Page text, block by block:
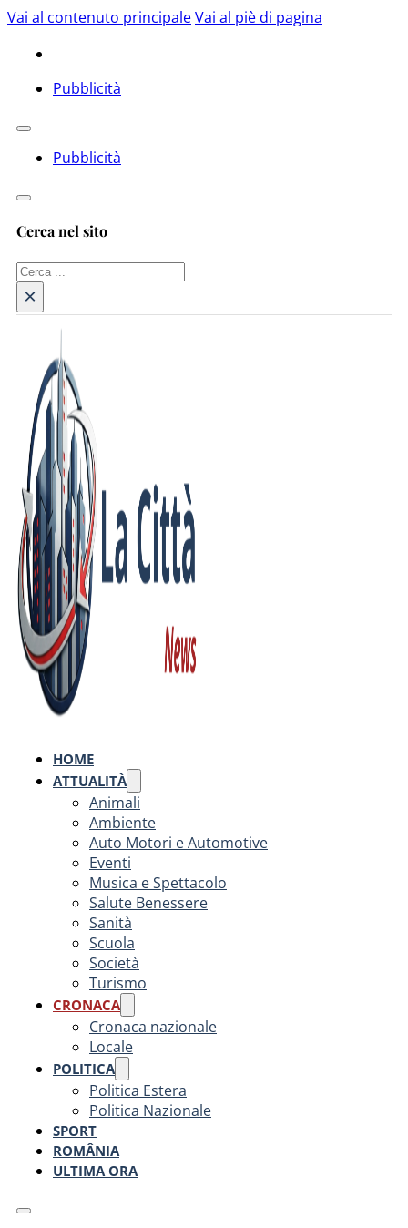
Vai al contenuto principaleVai al piè di pagina
Pubblicità
Pubblicità
Cerca nel sito
Cerca
×
HOME
ATTUALITÀ
Animali
Ambiente
Auto Motori e Automotive
Eventi
Musica e Spettacolo
Salute Benessere
Sanità
Scuola
Società
Turismo
CRONACA
Cronaca nazionale
Locale
POLITICA
Politica Estera
Politica Nazionale
SPORT
ROMÂNIA
ULTIMA ORA